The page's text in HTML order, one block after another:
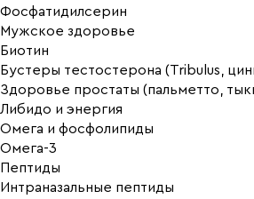
Фосфатидилсерин
Мужское здоровье
Биотин
Бустеры тестостерона (Tribulus,
Здоровье простаты (пальметто,
Либидо и энергия
Омега и фосфолипиды
Омега-3
Пептиды
Интраназальные пептиды